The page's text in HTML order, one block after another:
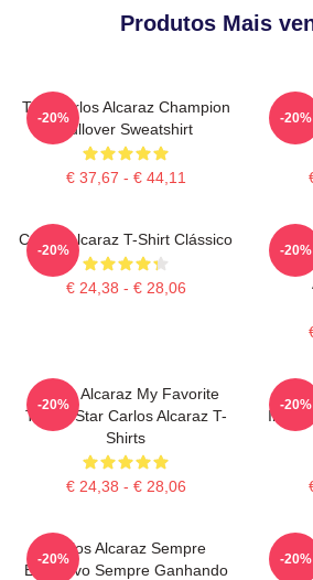
Produtos Mais
The Carlos Alcaraz Champion
Pullover Sweatshirt
€ 37,67 - € 44,11
-20% -20%
Carlos Alcaraz T-Shirt Clássico
€ 24,38 - € 28,06
-20% -20%
Carlos Alcaraz My Favorite
Tennis Star Carlos Alcaraz T-
Shirts
€ 24,38 - € 28,06
-20% -20%
Carlos Alcaraz Sempre
Explosivo Sempre Ganhando
-20% -20%